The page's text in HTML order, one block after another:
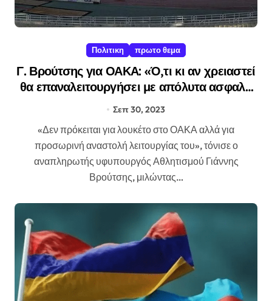
Πολιτικη πρωτο θεμα
Γ. Βρούτσης για ΟΑΚΑ: «Ό,τι κι αν χρειαστεί
θα επαναλειτουργήσει με απόλυτα ασφαλή
Σεπ 30, 2023
«Δεν πρόκειται για λουκέτο στο ΟΑΚΑ αλλά για
προσωρινή αναστολή λειτουργίας του», τόνισε ο
αναπληρωτής υφυπουργός Αθλητισμού Γιάννης
Βρούτσης, μιλώντας…